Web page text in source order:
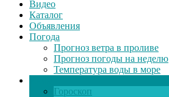
Видео
Каталог
Объявления
Погода
Прогноз ветра в проливе
Прогноз погоды на неделю
Температура воды в море
Гороскоп